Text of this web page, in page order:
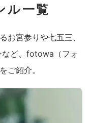
ル一覧
お宮参りや七五三、
など、fotowa（フォ
ご紹介。